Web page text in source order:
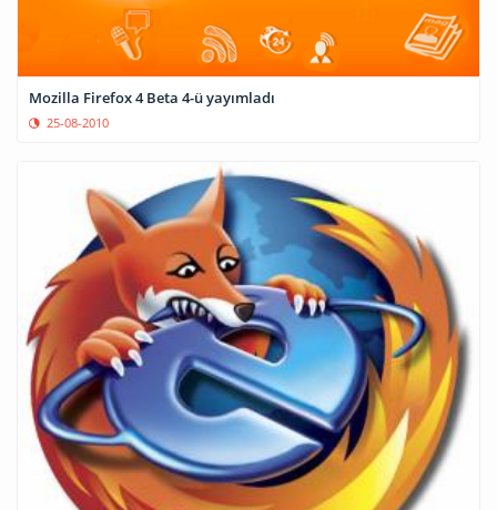
Mozilla Firefox 4 Beta 4-ü yayımladı
25-08-2010